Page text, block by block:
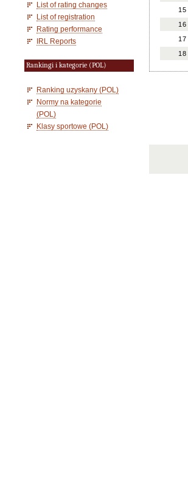
List of rating changes
List of registration
Rating performance
IRL Reports
Rankingi i kategorie (POL)
Ranking uzyskany (POL)
Normy na kategorie
(POL)
Klasy sportowe (POL)
15
16
17
18